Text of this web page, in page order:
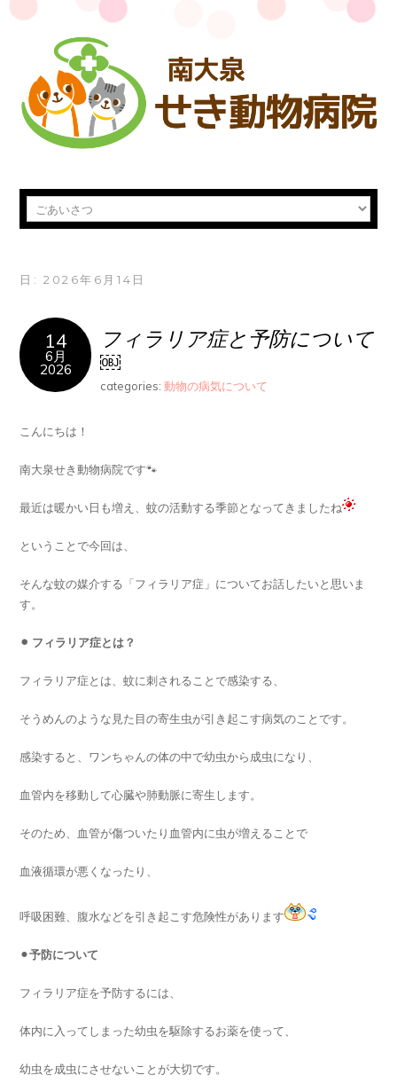
日:2026年6月14日
14
6月
2026
フィラリア症と予防について
￼
categories:動物の病気について
こんにちは！
南大泉せき動物病院です🐾
最近は暖かい日も増え、蚊の活動する季節となってきましたね
ということで今回は、
そんな蚊の媒介する「フィラリア症」についてお話したいと思いま
す。
⚫︎ フィラリア症とは？
フィラリア症とは、蚊に刺されることで感染する、
そうめんのような見た目の寄生虫が引き起こす病気のことです。
感染すると、ワンちゃんの体の中で幼虫から成虫になり、
血管内を移動して心臓や肺動脈に寄生します。
そのため、血管が傷ついたり血管内に虫が増えることで
血液循環が悪くなったり、
呼吸困難、腹水などを引き起こす危険性があります
⚫︎予防について
フィラリア症を予防するには、
体内に入ってしまった幼虫を駆除するお薬を使って、
幼虫を成虫にさせないことが大切です。